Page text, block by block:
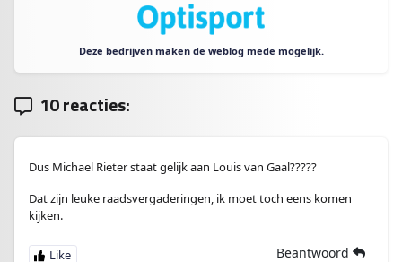
Deze bedrijven maken de weblog mede mogelijk.
10 reacties:
Dus Michael Rieter staat gelijk aan Louis van Gaal?????
Dat zijn leuke raadsvergaderingen, ik moet toch eens komen
kijken.
Beantwoord